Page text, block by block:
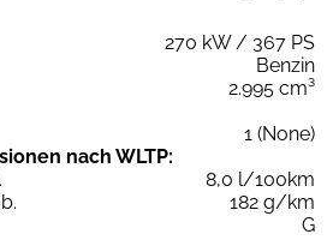
270 kW / 367 PS
Benzin
2.995 cm³
1 (None)
nach WLTP:
8,0 l/100km
182 g/km
G